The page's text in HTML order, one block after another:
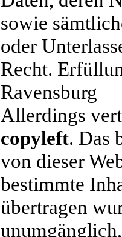
sowie
oder
Recht.
Ravensburg
Allerdings
copyleft. Das
von dieser
bestimmte
übertragen